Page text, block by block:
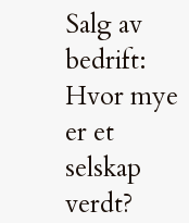
Salg av
bedrift:
Hvor mye
er et
selskap
verdt?